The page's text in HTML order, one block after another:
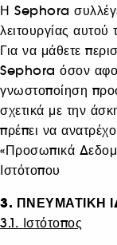
Η Sephora
λειτουργίας αυτού
Για να μάθετε
Sephora όσον
γνωστοποίηση
σχετικά με την
πρέπει να
«Προσωπικά
Ιστότοπου
3. ΠΝΕΥΜΑΤΙΚΗ
3.1. Ιστότοπος